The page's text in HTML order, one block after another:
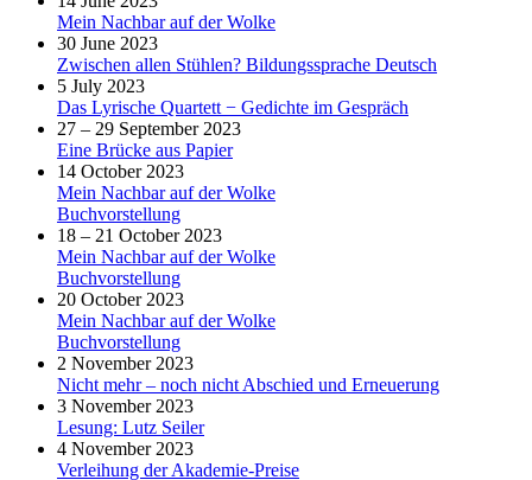
Mein Nachbar auf der Wolke
30 June 2023
Zwischen allen Stühlen? Bildungssprache Deutsch
5 July 2023
Das Lyrische Quartett − Gedichte im Gespräch
27 – 29 September 2023
Eine Brücke aus Papier
14 October 2023
Mein Nachbar auf der Wolke
Buchvorstellung
18 – 21 October 2023
Mein Nachbar auf der Wolke
Buchvorstellung
20 October 2023
Mein Nachbar auf der Wolke
Buchvorstellung
2 November 2023
Nicht mehr – noch nicht Abschied und Erneuerung
3 November 2023
Lesung: Lutz Seiler
4 November 2023
Verleihung der Akademie-Preise